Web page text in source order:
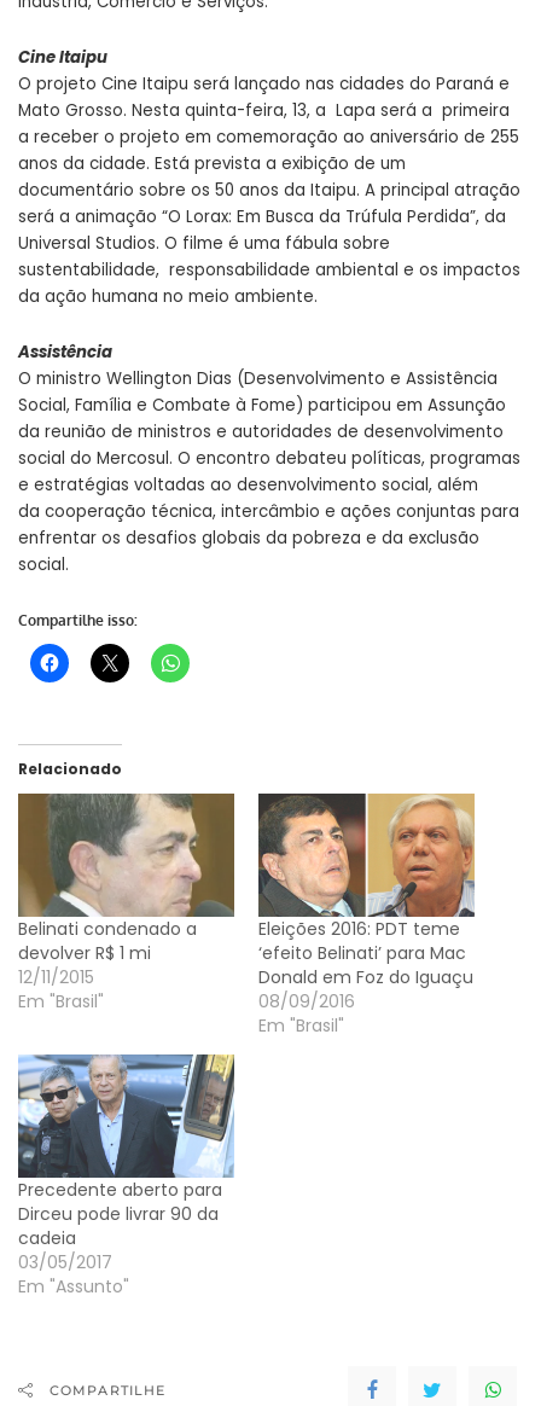
Cine Itaipu
O projeto Cine Itaipu será lançado nas cidades do Paraná e
Mato Grosso. Nesta quinta-feira, 13, a Lapa será a primeira
a receber o projeto em comemoração ao aniversário de 255
anos da cidade. Está prevista a exibição de um
documentário sobre os 50 anos da Itaipu. A principal atração
será a animação “O Lorax: Em Busca da Trúfula Perdida”, da
Universal Studios. O filme é uma fábula sobre
sustentabilidade, responsabilidade ambiental e os impactos
da ação humana no meio ambiente.
Assistência
O ministro Wellington Dias (Desenvolvimento e Assistência
Social, Família e Combate à Fome) participou em Assunção
da reunião de ministros e autoridades de desenvolvimento
social do Mercosul. O encontro debateu políticas, programas
e estratégias voltadas ao desenvolvimento social, além
da cooperação técnica, intercâmbio e ações conjuntas para
enfrentar os desafios globais da pobreza e da exclusão
social.
Compartilhe isso:
Relacionado
Belinati condenado a
devolver R$ 1 mi
12/11/2015
Em "Brasil"
Eleições 2016: PDT teme
‘efeito Belinati’ para Mac
Donald em Foz do Iguaçu
08/09/2016
Em "Brasil"
Precedente aberto para
Dirceu pode livrar 90 da
cadeia
03/05/2017
Em "Assunto"
COMPARTILHE